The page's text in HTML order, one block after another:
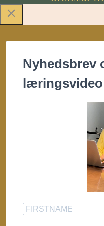
Nyhedsbrev
læringsvideo